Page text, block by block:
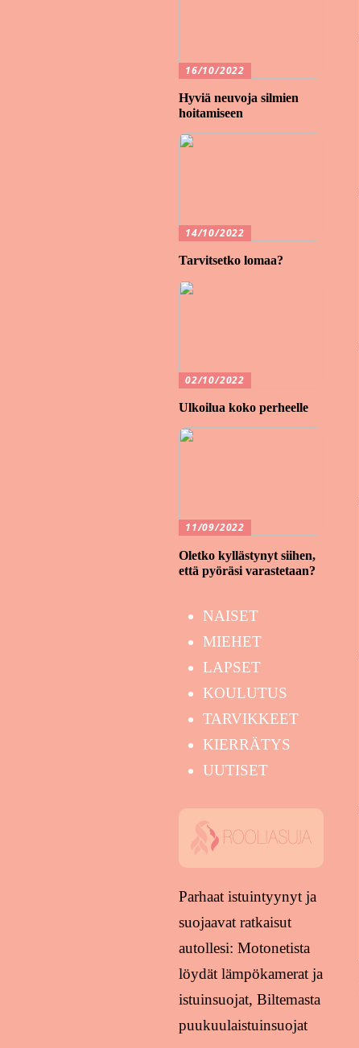
16/10/2022
Hyviä neuvoja silmien
hoitamiseen
14/10/2022
Tarvitsetko lomaa?
02/10/2022
Ulkoilua koko perheelle
11/09/2022
Oletko kyllästynyt siihen,
että pyöräsi varastetaan?
NAISET
MIEHET
LAPSET
KOULUTUS
TARVIKKEET
KIERRÄTYS
UUTISET
Parhaat istuintyynyt ja
suojaavat ratkaisut
autollesi: Motonetista
löydät lämpökamerat ja
istuinsuojat, Biltemasta
puukuulaistuinsuojat